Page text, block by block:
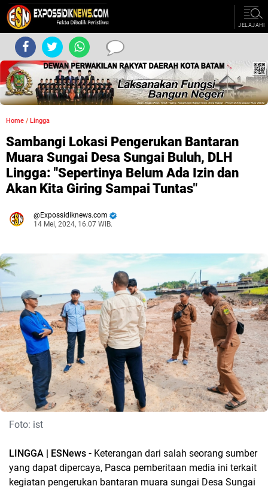
JELAJAHI
Home / Lingga
Sambangi Lokasi Pengerukan Bantaran
Muara Sungai Desa Sungai Buluh, DLH
Lingga: "Sepertinya Belum Ada Izin dan
Akan Kita Giring Sampai Tuntas"
Expossidiknews.com
14 Mei, 2024, 16.07 WIB.
Foto: ist
LINGGA | ESNews - Keterangan dari salah seorang sumber
yang dapat dipercaya, Pasca pemberitaan media ini terkait
kegiatan pengerukan bantaran muara sungai Desa Sungai